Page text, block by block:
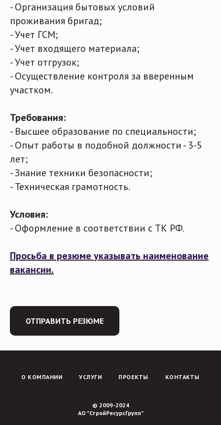
- Организация бытовых условий
проживания бригад;
- Учет ГСМ;
- Учет входящего материала;
- Учет отгрузок;
- Осуществление контроля за вверенным
участком.
Требования:
- Высшее образование по специальности;
- Опыт работы в подобной должности - 3-5
лет;
- Знание техники безопасности;
- Техническая грамотность.
Условия:
-Оформление в соответствии с ТК РФ.
Просьба в резюме указывать наименование
вакансии.
ОТПРАВИТЬ РЕЗЮМЕ
О КОМПАНИИ УСЛУГИ ПРОЕКТЫ КОНТАКТЫ
© 2009-2024
АО "СтройРесурсГрупп"